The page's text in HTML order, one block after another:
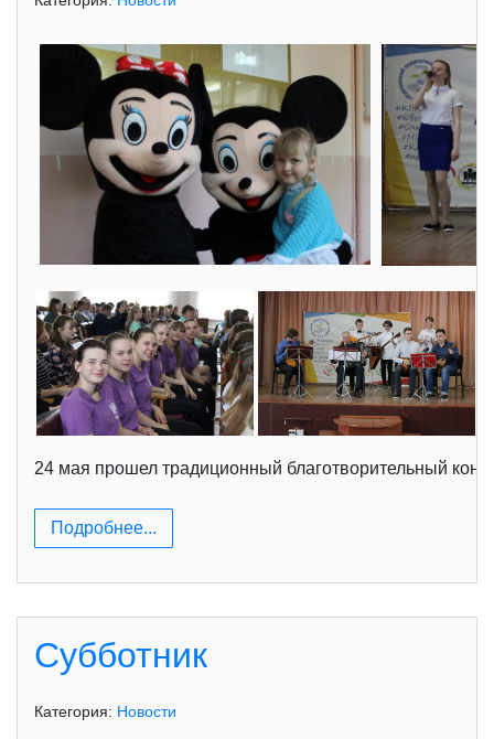
24 мая прошел традиционный благотворительный
Подробнее...
Субботник
Категория: Новости